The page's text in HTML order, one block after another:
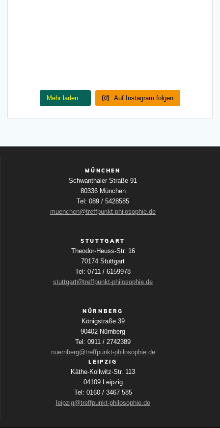
Mehr laden... Auf Instagram folgen
MÜNCHEN
Schwanthaler Straße 91
80336 München
Tel: 089 / 5428585
muenchen@treffpunkt-philosophie.de
STUTTGART
Theodor-Heuss-Str. 16
70174 Stuttgart
Tel: 0711 / 6159978
stuttgart@treffpunkt-philosophie.de
NÜRNBERG
Königstraße 39
90402 Nürnberg
Tel: 0911 / 2742389
nuernberg@treffpunkt-philosophie.de
LEIPZIG
Käthe-Kollwitz-Str. 113
04109 Leipzig
Tel: 0160 / 3467 585
leipzig@treffpunkt-philosophie.de